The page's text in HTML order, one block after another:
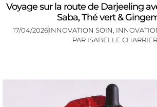
Voyage sur la route de Darjeeling
Saba, Thé vert &
17/04/2026INNOVATION SOIN
PAR ISABELLE CHARRIER